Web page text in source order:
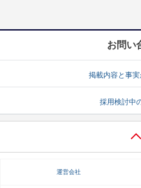
就活ノウハウ・サポート
就活ノウハウが満載！
就活ニュースペーパー
お問い
掲載内容と事
採用検討中
運営会社